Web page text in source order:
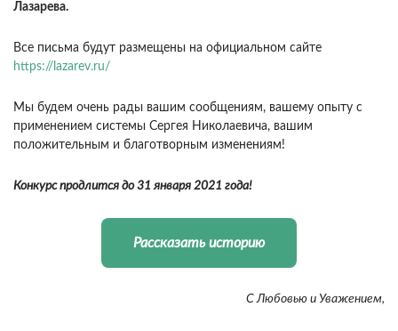
Лазарева.
Все письма будут размещены на официальном сайте
https://lazarev.ru/
Мы будем очень рады вашим сообщениям, вашему опыту с
применением системы Сергея Николаевича, вашим
положительным и благотворным изменениям!
Конкурс продлится до31 января 2021 года!
Рассказать историю
С Любовью и Уважением,